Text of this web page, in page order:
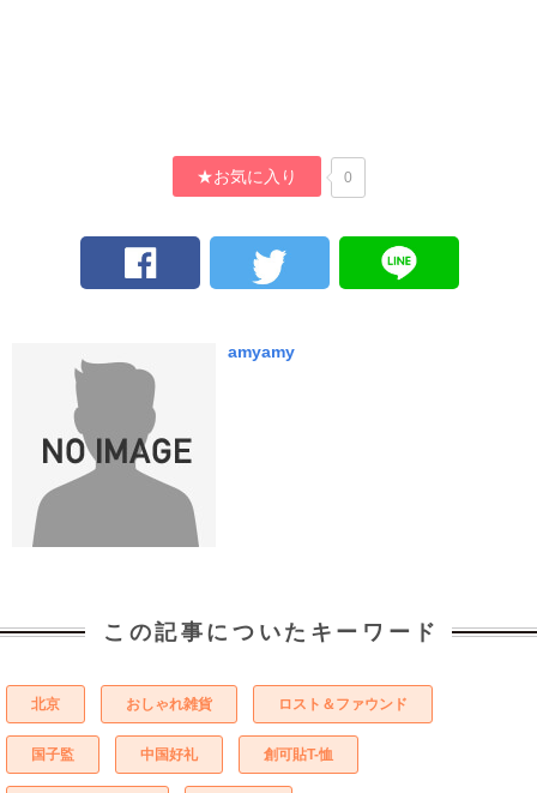
★お気に入り 0
amyamy
この記事についたキーワード
北京 おしゃれ雑貨 ロスト＆ファウンド
国子監 中国好礼 創可貼T-恤